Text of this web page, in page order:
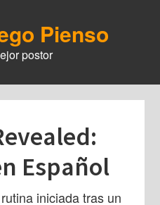
Pienso
postor
Español
iniciada tras un